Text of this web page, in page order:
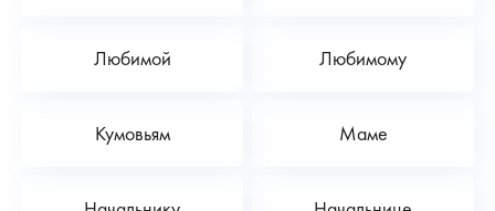
Любимой Любимому
Кумовьям Маме